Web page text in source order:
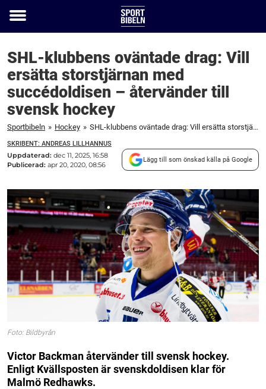
Toggle
SHL-klubbens oväntade drag: Vill
ersätta storstjärnan med
succédoldisen – återvänder till
svensk hockey
Sportbibeln » Hockey » SHL-klubbens oväntade drag: Vill ersätta storstjärnan med succédoldisen – återvänder till svensk hockey
SKRIBENT: ANDREAS LILLHANNUS
Uppdaterad: dec 11, 2025, 16:58
Publicerad: apr 20, 2020, 08:56
Lägg till som önskad källa på Google
Foto: Bildbyrån
Victor Backman återvänder till svensk hockey.
Enligt Kvällsposten är svenskdoldisen klar för
Malmö Redhawks.